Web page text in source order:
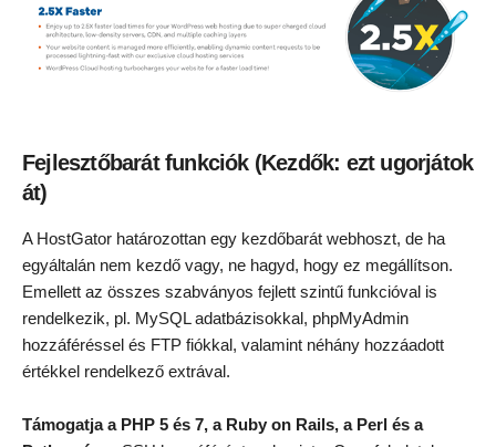
Fejlesztőbarát funkciók (Kezdők: ezt ugorjátok
át)
A HostGator határozottan egy kezdőbarát webhoszt, de ha
egyáltalán nem kezdő vagy, ne hagyd, hogy ez megállítson.
Emellett az összes szabványos fejlett szintű funkcióval is
rendelkezik, pl. MySQL adatbázisokkal, phpMyAdmin
hozzáféréssel és FTP fiókkal, valamint néhány hozzáadott
értékkel rendelkező extrával.
Támogatja a PHP 5 és 7, a Ruby on Rails, a Perl és a